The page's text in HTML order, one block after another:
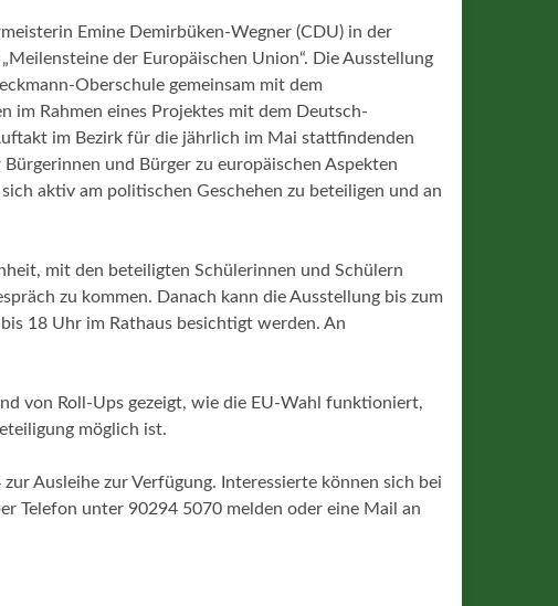
Emine Demirbüken-Wegner (CDU) in der
der Europäischen Union“. Die Ausstellung
Oberschule gemeinsam mit dem
im Rahmen eines Projektes mit dem Deutsch-
im Bezirk für die jährlich im Mai stattfindenden
und Bürger zu europäischen Aspekten
aktiv am politischen Geschehen zu beteiligen und an
mit den beteiligten Schülerinnen und Schülern
zu kommen. Danach kann die Ausstellung bis zum
18 Uhr im Rathaus besichtigt werden. An
von Roll-Ups gezeigt, wie die EU-Wahl funktioniert,
möglich ist.
Ausleihe zur Verfügung. Interessierte können sich bei
Telefon unter 90294 5070 melden oder eine Mail an